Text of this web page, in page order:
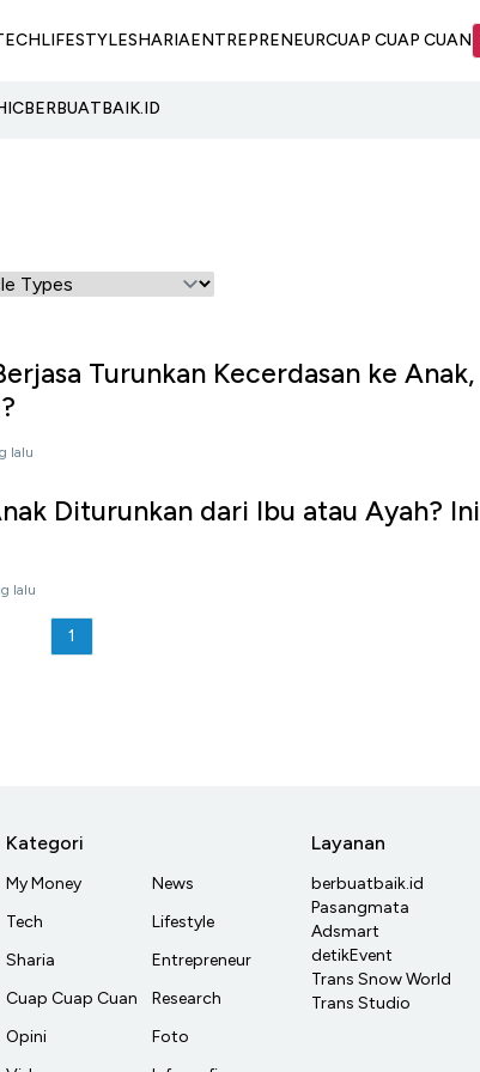
LIFESTYLESHARIAENTREPRENEURCUAP CUAP CUAN
BERBUATBAIK.ID
Turunkan Kecerdasan ke Anak,
lalu
Diturunkan dari Ibu atau Ayah? Ini
lalu
1
Kategori
My Money
Tech
Sharia
Cuap Cuap Cuan
Opini
News
Lifestyle
Entrepreneur
Research
Foto
Layanan
berbuatbaik.id
Pasangmata
Adsmart
detikEvent
Trans Snow World
Trans Studio